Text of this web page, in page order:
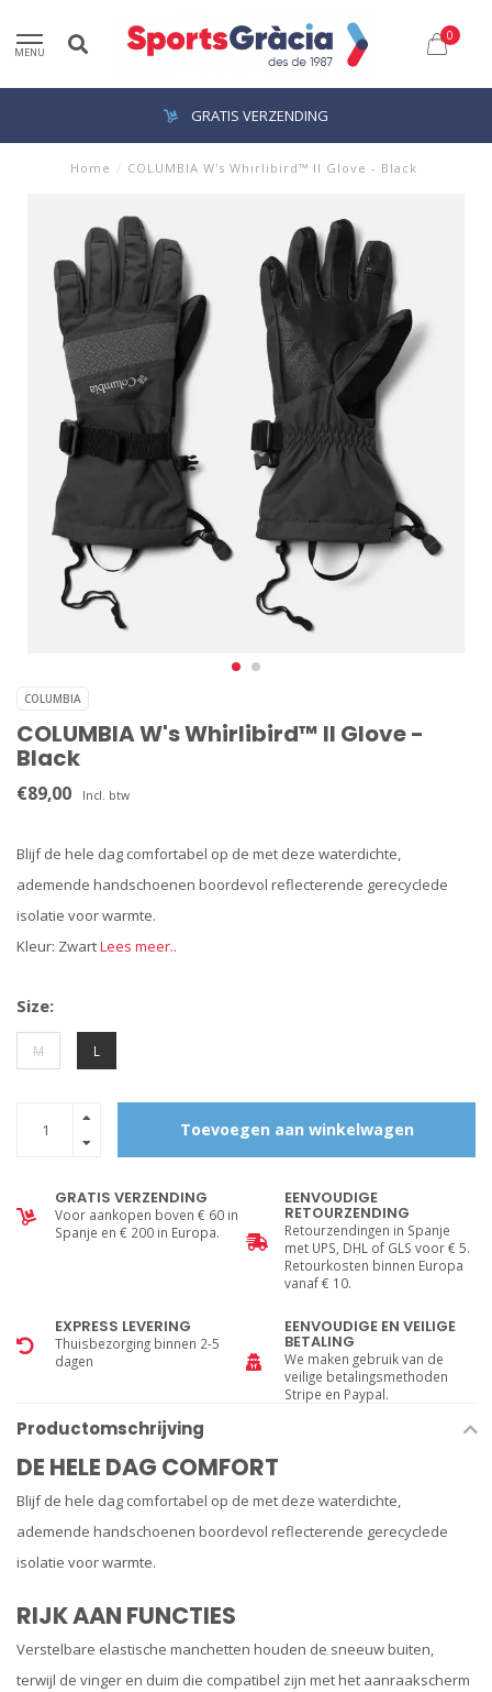
MENU
0
GRATIS VERZENDING
Home / COLUMBIA W's Whirlibird™ II Glove - Black
COLUMBIA
COLUMBIA W's Whirlibird™ II Glove -
Black
€89,00 Incl. btw
Blijf de hele dag comfortabel op de met deze waterdichte,
ademende handschoenen boordevol reflecterende gerecyclede
isolatie voor warmte.
Kleur: ZwartLees meer..
Size:
M L
Toevoegen aan winkelwagen
GRATIS VERZENDING
Voor aankopen boven € 60 in
Spanje en € 200 in Europa.
EENVOUDIGE
RETOURZENDING
Retourzendingen in Spanje
met UPS, DHL of GLS voor € 5.
Retourkosten binnen Europa
vanaf € 10.
EXPRESS LEVERING
Thuisbezorging binnen 2-5
dagen
EENVOUDIGE EN VEILIGE
BETALING
We maken gebruik van de
veilige betalingsmethoden
Stripe en Paypal.
Productomschrijving
DE HELE DAG COMFORT
Blijf de hele dag comfortabel op de met deze waterdichte,
ademende handschoenen boordevol reflecterende gerecyclede
isolatie voor warmte.
RIJK AAN FUNCTIES
Verstelbare elastische manchetten houden de sneeuw buiten,
terwijl de vinger en duim die compatibel zijn met het aanraakscherm